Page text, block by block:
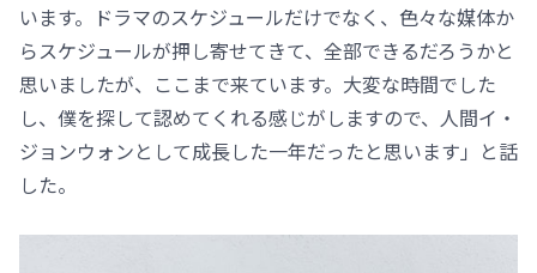
います。ドラマのスケジュールだけでなく、色々な媒体か
らスケジュールが押し寄せてきて、全部できるだろうかと
思いましたが、ここまで来ています。大変な時間でした
し、僕を探して認めてくれる感じがしますので、人間イ・
ジョンウォンとして成長した一年だったと思います」と話
した。